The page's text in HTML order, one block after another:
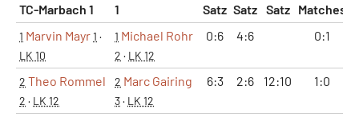
TC-Marbach 1
1
Satz Satz Satz
Matches
1 Marvin Mayr1 ·
LK 10
1 Michael Rohr
2 · LK 12
0:6 4:6 0:1
2 Theo Rommel
2 · LK 12
2 Marc Gairing
3· LK 12
6:3 2:6 12:10 1:0